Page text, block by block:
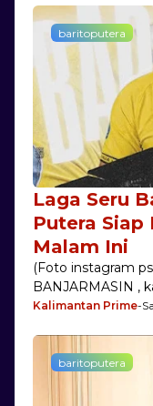
baritoputera
Laga Seru
Putera Siap
Malam Ini
(Foto instagram
BANJARMASIN ,
Kalimantan Prime-
baritoputera